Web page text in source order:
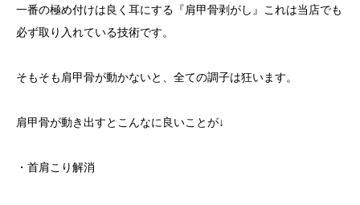
一番の極め付けは良く耳にする『肩甲骨剥がし』これは当店でも
必ず取り入れている技術です。
そもそも肩甲骨が動かないと、全ての調子は狂います。
肩甲骨が動き出すとこんなに良いことが↓
・首肩こり解消